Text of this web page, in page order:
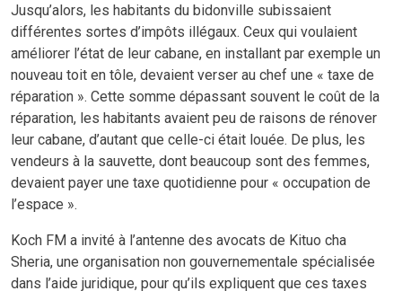
Jusqu’alors, les habitants du bidonville subissaient
différentes sortes d’impôts illégaux. Ceux qui voulaient
améliorer l’état de leur cabane, en installant par exemple un
nouveau toit en tôle, devaient verser au chef une « taxe de
réparation ». Cette somme dépassant souvent le coût de la
réparation, les habitants avaient peu de raisons de rénover
leur cabane, d’autant que celle-ci était louée. De plus, les
vendeurs à la sauvette, dont beaucoup sont des femmes,
devaient payer une taxe quotidienne pour « occupation de
l’espace ».
Koch FM a invité à l’antenne des avocats de Kituo cha
Sheria, une organisation non gouvernementale spécialisée
dans l’aide juridique, pour qu’ils expliquent que ces taxes